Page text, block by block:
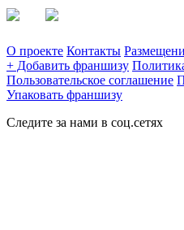
О проекте Контакты
+ Добавить франшизу
Пользовательское соглашение
Упаковать франшизу
Следите за нами в соц.сетях